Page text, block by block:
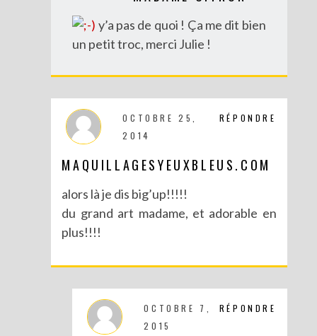
y’a pas de quoi ! Ça me dit bien
un petit troc, merci Julie !
RÉPONDRE
OCTOBRE 25,
2014
MAQUILLAGESYEUXBLEUS.COM
alors là je dis big’up!!!!!
du grand art madame, et adorable en
plus!!!!
RÉPONDRE
OCTOBRE 7,
2015